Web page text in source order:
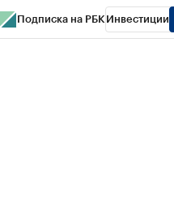
Подписка на РБК Инвестиции